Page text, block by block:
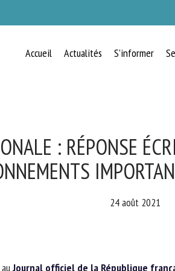
Accueil Actualités S’informer
: RÉPONSE
24 août 2021
Journal officiel de la République
BIEN-ÊTRE